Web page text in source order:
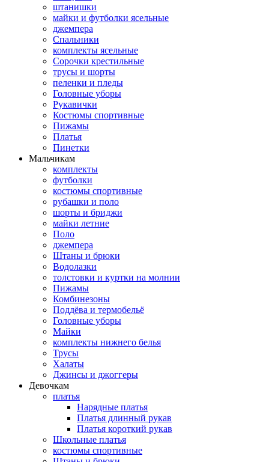
штанишки
майки и футболки ясельные
джемпера
Спальники
комплекты ясельные
Сорочки крестильные
трусы и шорты
пеленки и пледы
Головные уборы
Рукавички
Костюмы спортивные
Пижамы
Платья
Пинетки
Мальчикам
комплекты
футболки
костюмы спортивные
рубашки и поло
шорты и бриджи
майки летние
Поло
джемпера
Штаны и брюки
Водолазки
толстовки и куртки на молнии
Пижамы
Комбинезоны
Поддёва и термобельё
Головные уборы
Майки
комплекты нижнего белья
Трусы
Халаты
Джинсы и джоггеры
Девочкам
платья
Нарядные платья
Платья длинный рукав
Платья короткий рукав
Школьные платья
костюмы спортивные